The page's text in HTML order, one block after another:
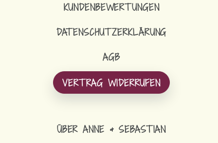
KUNDENBEWERTUNGEN
DATENSCHUTZERKLÄRUNG
AGB
VERTRAG WIDERRUFEN
ÜBER ANNE & SEBASTIAN